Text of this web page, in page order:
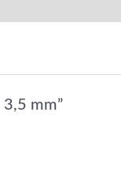
mm”